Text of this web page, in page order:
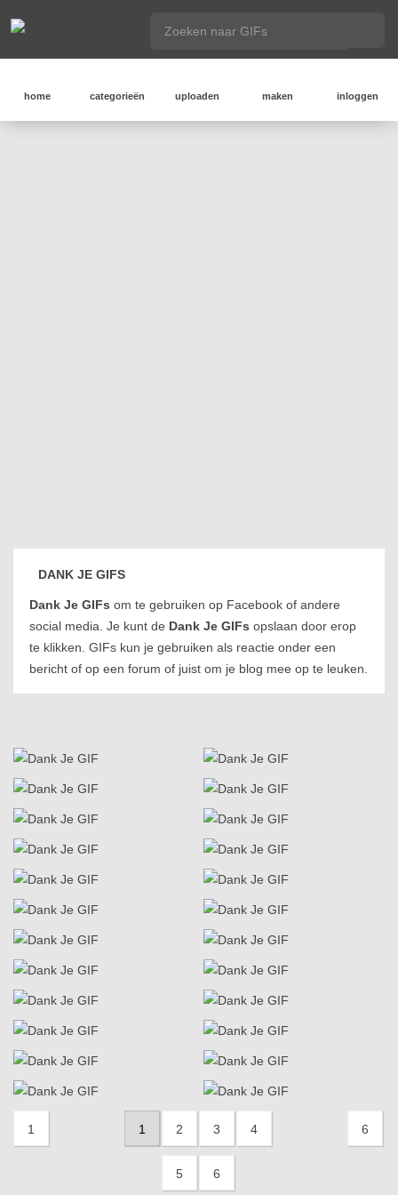
home categorieën uploaden maken inloggen
DANK JE GIFS
Dank Je GIFs om te gebruiken op Facebook of andere
social media. Je kunt de Dank Je GIFs opslaan door erop
te klikken. GIFs kun je gebruiken als reactie onder een
bericht of op een forum of juist om je blog mee op te leuken.
1 1 2 3 4
5 6
6